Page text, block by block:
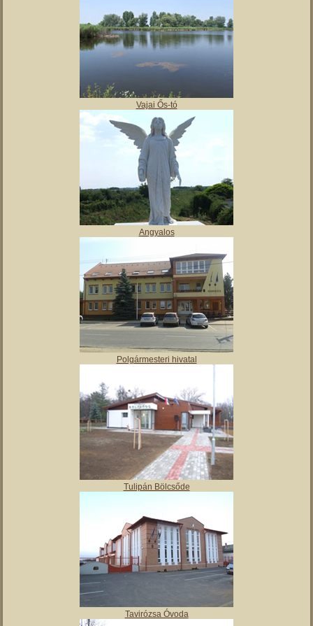
Kiskastély – Vaja szálláshely
Vajai Ős-tó
Angyalos
Polgármesteri hivatal